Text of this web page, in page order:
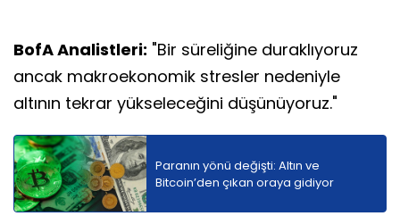
BofA Analistleri: "Bir süreliğine duraklıyoruz
ancak makroekonomik stresler nedeniyle
altının tekrar yükseleceğini düşünüyoruz."
Paranın yönü değişti: Altın ve
Bitcoin’den çıkan oraya gidiyor